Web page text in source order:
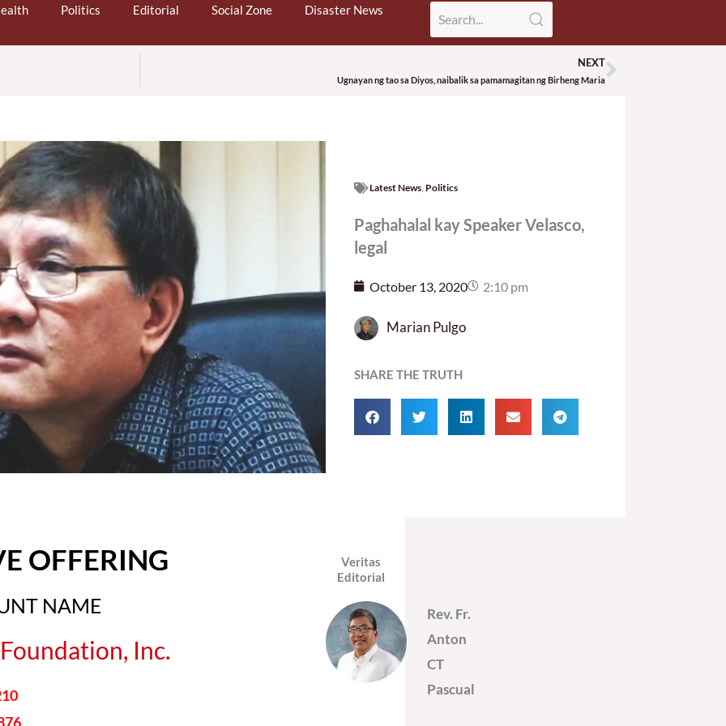
Politics Editorial Social Zone Disaster News
NEXT
Ugnayan ng tao sa Diyos, naibalik sa pamamagitan ng Birheng MariaNext
Latest News, Politics
Paghahalal kay Speaker Velasco,
legal
October 13, 2020 2:10 pm
Marian Pulgo
SHARE THE TRUTH
OFFERING
NAME
Inc.
Veritas
Editorial
Rev. Fr.
Anton
CT
Pascual